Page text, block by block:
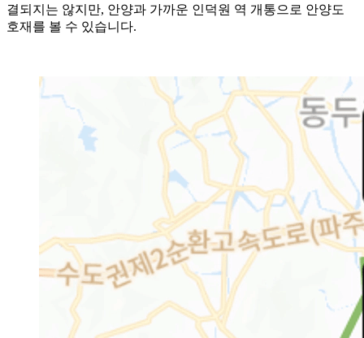
결되지는 않지만, 안양과 가까운 인덕원 역 개통으로 안양도
호재를 볼 수 있습니다.